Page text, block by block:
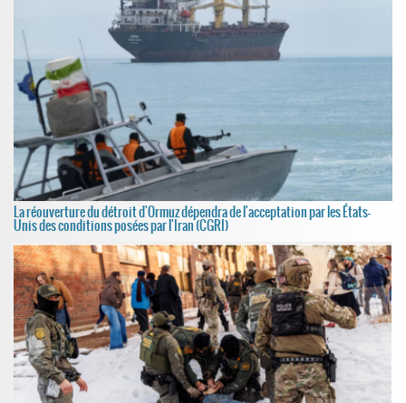
La réouverture du détroit d'Ormuz dépendra de l'acceptation par les États-
Unis des conditions posées par l'Iran (CGRI)